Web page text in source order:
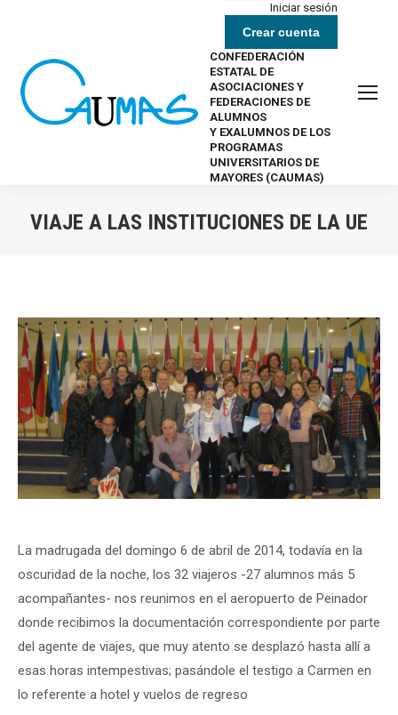
Iniciar sesión
Crear cuenta
CONFEDERACIÓN
ESTATAL DE
ASOCIACIONES Y
FEDERACIONES DE
ALUMNOS
Y EXALUMNOS DE LOS
PROGRAMAS
UNIVERSITARIOS DE
MAYORES (CAUMAS)
VIAJE A LAS INSTITUCIONES DE LA UE
La madrugada del domingo 6 de abril de 2014, todavía en la
oscuridad de la noche, los 32 viajeros -27 alumnos más 5
acompañantes- nos reunimos en el aeropuerto de Peinador
donde recibimos la documentación correspondiente por parte
del agente de viajes, que muy atento se desplazó hasta allí a
esas horas intempestivas; pasándole el testigo a Carmen en
lo referente a hotel y vuelos de regreso